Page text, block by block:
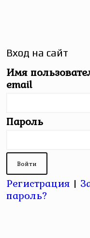
Вход на сайт
Имя
email
Пароль
Регистрация |
пароль?